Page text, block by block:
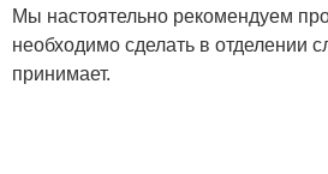
Мы настоятельно рекомендуем
необходимо сделать в отделении
принимает.